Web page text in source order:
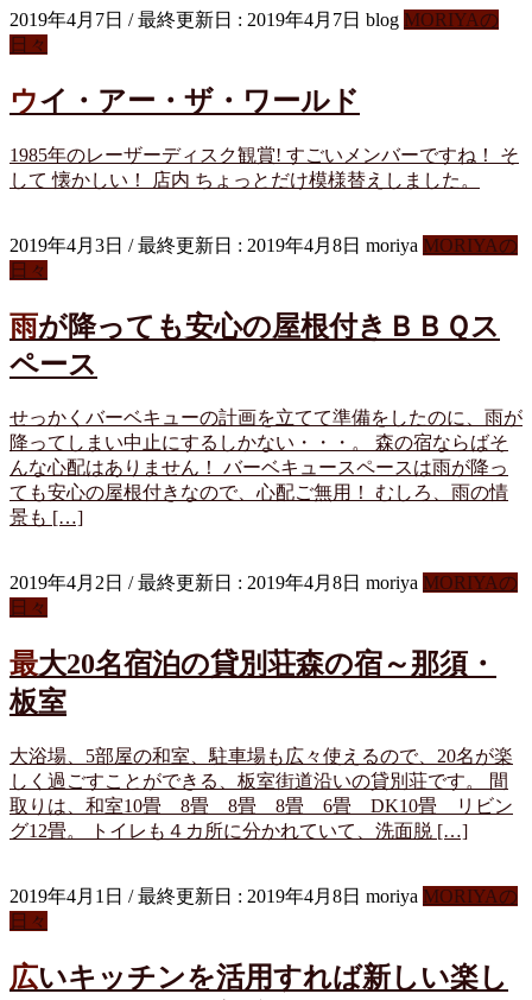
2019年4月7日 / 最終更新日 : 2019年4月7日 blog MORIYAの
日々
ウイ・アー・ザ・ワールド
1985年のレーザーディスク観賞! すごいメンバーですね！ そ
して 懐かしい！ 店内 ちょっとだけ模様替えしました。
2019年4月3日 / 最終更新日 : 2019年4月8日 moriya MORIYAの
日々
雨が降っても安心の屋根付きＢＢＱス
ペース
せっかくバーベキューの計画を立てて準備をしたのに、雨が
降ってしまい中止にするしかない・・・。 森の宿ならばそ
んな心配はありません！ バーベキュースペースは雨が降っ
ても安心の屋根付きなので、心配ご無用！ むしろ、雨の情
景も […]
2019年4月2日 / 最終更新日 : 2019年4月8日 moriya MORIYAの
日々
最大20名宿泊の貸別荘森の宿～那須・
板室
大浴場、5部屋の和室、駐車場も広々使えるので、20名が楽
しく過ごすことができる、板室街道沿いの貸別荘です。 間
取りは、和室10畳 8畳 8畳 8畳 6畳 DK10畳 リビン
グ12畳。 トイレも４カ所に分かれていて、洗面脱 […]
2019年4月1日 / 最終更新日 : 2019年4月8日 moriya MORIYAの
日々
広いキッチンを活用すれば新しい楽し